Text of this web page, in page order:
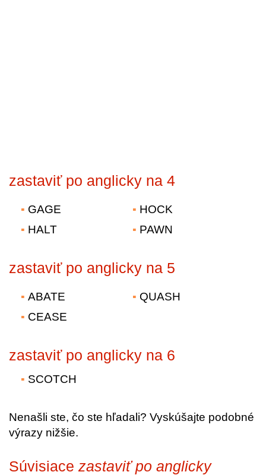
zastaviť po anglicky na 4
GAGE
HALT
HOCK
PAWN
zastaviť po anglicky na 5
ABATE
CEASE
QUASH
zastaviť po anglicky na 6
SCOTCH
Nenašli ste, čo ste hľadali? Vyskúšajte podobné
výrazy nižšie.
Súvisiace zastaviť po anglicky